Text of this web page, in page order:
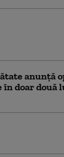
anunță
doar două